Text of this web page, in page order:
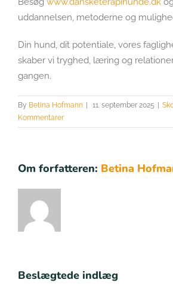
uddannelsen, metoderne og
Din hund, dit potentiale, vores
skaber vi tryghed, læring og
gangen.
By Betina Hofmann | 11. september 2025 |
Kommentarer
Om forfatteren: Betina
Beslægtede indlæg